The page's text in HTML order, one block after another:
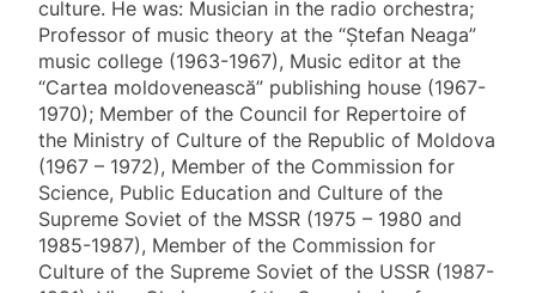
culture. He was: Musician in the radio orchestra;
Professor of music theory at the “Ştefan Neaga”
music college (1963-1967), Music editor at the
“Cartea moldovenească” publishing house (1967-
1970); Member of the Council for Repertoire of
the Ministry of Culture of the Republic of Moldova
(1967 – 1972), Member of the Commission for
Science, Public Education and Culture of the
Supreme Soviet of the MSSR (1975 – 1980 and
1985-1987), Member of the Commission for
Culture of the Supreme Soviet of the USSR (1987-